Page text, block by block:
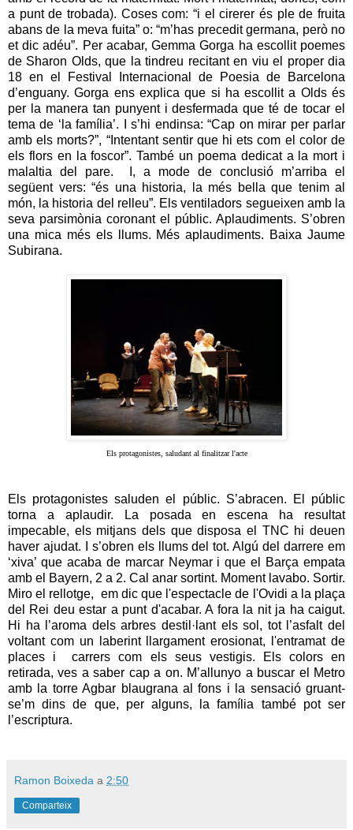
a punt de trobada). Coses com: “i el cirerer és ple de fruita
abans de la meva fuita” o: “m’has precedit germana, però no
et dic adéu”. Per acabar, Gemma Gorga ha escollit poemes
de Sharon Olds, que la tindreu recitant en viu el proper dia
18 en el Festival Internacional de Poesia de Barcelona
d’enguany. Gorga ens explica que si ha escollit a Olds és
per la manera tan punyent i desfermada que té de tocar el
tema de ‘la família’. I s’hi endinsa: “Cap on mirar per parlar
amb els morts?”, “Intentant sentir que hi ets com el color de
els flors en la foscor”. També un poema dedicat a la mort i
malaltia del pare. I, a mode de conclusió m’arriba el
següent vers: “és una historia, la més bella que tenim al
món, la historia del relleu”. Els ventiladors segueixen amb la
seva parsimònia coronant el públic. Aplaudiments. S’obren
una mica més els llums. Més aplaudiments. Baixa Jaume
Subirana.
Els protagonistes, saludant al finalitzarl'acte
Els protagonistes saluden el públic. S’abracen. El públic
torna a aplaudir. La posada en escena ha resultat
impecable, els mitjans dels que disposa el TNC hi deuen
haver ajudat. I s’obren els llums del tot. Algú del darrere em
‘xiva’ que acaba de marcar Neymar i que el Barça empata
amb el Bayern, 2 a 2. Cal anar sortint. Moment lavabo. Sortir.
Miro el rellotge, em dic que l'espectacle de l'Ovidi a la plaça
del Rei deu estar a punt d'acabar. A fora la nit ja ha caigut.
Hi ha l’aroma dels arbres destil·lant els sol, tot l’asfalt del
voltant com un laberint llargament erosionat, l'entramat de
places i carrers com els seus vestigis. Els colors en
retirada, ves a saber cap a on. M’allunyo a buscar el Metro
amb la torre Agbar blaugrana al fons i la sensació gruant-
se’m dins de que, per alguns, la família també pot ser
l’escriptura.
Ramon Boixeda a 2:50
Comparteix